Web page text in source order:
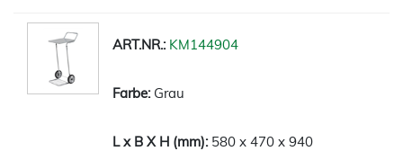
KM144904
Grau
580 x 470 x 940